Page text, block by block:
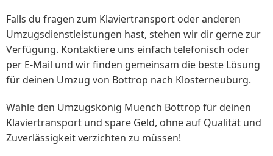
Falls du fragen zum Klaviertransport oder anderen
Umzugsdienstleistungen hast, stehen wir dir gerne zur
Verfügung. Kontaktiere uns einfach telefonisch oder
per E-Mail und wir finden gemeinsam die beste Lösung
für deinen Umzug von Bottrop nach Klosterneuburg.
Wähle den Umzugskönig Muench Bottrop für deinen
Klaviertransport und spare Geld, ohne auf Qualität und
Zuverlässigkeit verzichten zu müssen!